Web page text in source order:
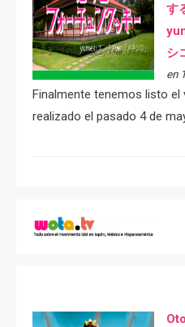
す
シ
en
Finalmente tenemos listo el
realizado el pasado 4 de